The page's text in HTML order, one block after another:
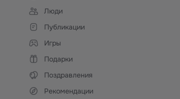
Люди
Публикации
Игры
Подарки
Поздравления
Рекомендации